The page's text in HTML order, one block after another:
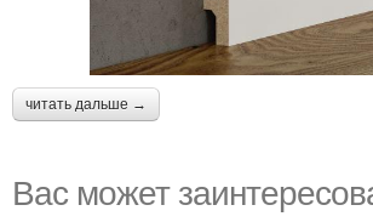
читать дальше →
Вас может